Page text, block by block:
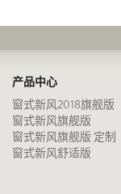
产品中心
窗式新风2018旗舰版
窗式新风旗舰版
窗式新风旗舰版 定制
窗式新风舒适版